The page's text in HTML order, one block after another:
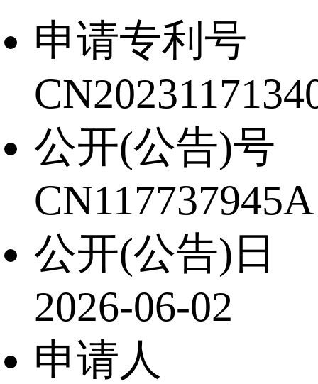
申请专利号
公开(公告)号
CN117737945A
公开(公告)日
2026-06-02
申请人